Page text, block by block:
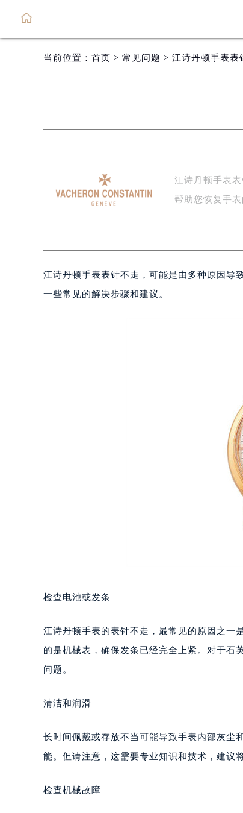
当前位置： 首页 > 常见问题 > 江诗丹顿手表表
江诗丹顿手表
帮助您恢复手
江诗丹顿手表表针不走，可能是由多种原因导
一些常见的解决步骤和建议。
检查电池或发条
江诗丹顿手表的表针不走，最常见的原因之一
的是机械表，确保发条已经完全上紧。对于石
问题。
清洁和润滑
长时间佩戴或存放不当可能导致手表内部灰尘
能。但请注意，这需要专业知识和技术，建议
检查机械故障